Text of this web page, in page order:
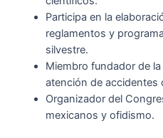
Participa en la
reglamentos y
silvestre.
Miembro fundador de
atención de accidentes
Organizador del
mexicanos y ofidismo.